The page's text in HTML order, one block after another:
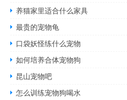
养猫家里适合什么家具
最贵的宠物龟
口袋妖怪练什么宠物
如何培养合体宠物狗
昆山宠物吧
怎么训练宠物狗喝水